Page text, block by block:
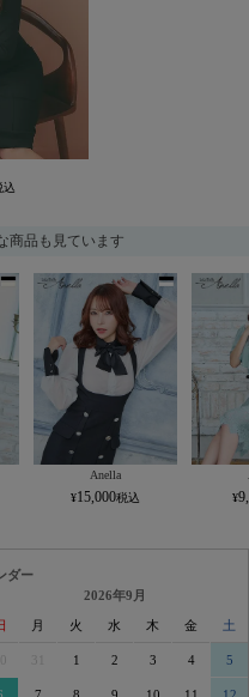
商品も見ています
Anella
15,000
ダー
2026年9月
月 火 水 木 金 土
31 1 2 3 4 5